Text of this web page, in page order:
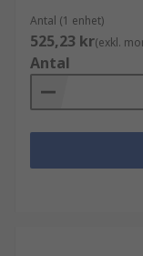
Antal (1 enhet)
525,23 kr(exkl.
Antal